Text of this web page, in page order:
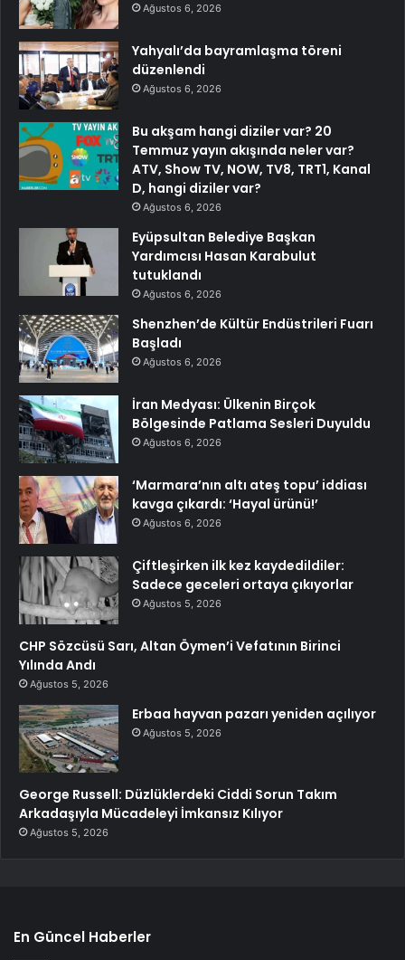
Ağustos 6, 2026
Yahyalı’da bayramlaşma töreni
düzenlendi
Ağustos 6, 2026
Bu akşam hangi diziler var? 20
Temmuz yayın akışında neler var?
ATV, Show TV, NOW, TV8, TRT1, Kanal
D, hangi diziler var?
Ağustos 6, 2026
Eyüpsultan Belediye Başkan
Yardımcısı Hasan Karabulut
tutuklandı
Ağustos 6, 2026
Shenzhen’de Kültür Endüstrileri Fuarı
Başladı
Ağustos 6, 2026
İran Medyası: Ülkenin Birçok
Bölgesinde Patlama Sesleri Duyuldu
Ağustos 6, 2026
‘Marmara’nın altı ateş topu’ iddiası
kavga çıkardı: ‘Hayal ürünü!’
Ağustos 6, 2026
Çiftleşirken ilk kez kaydedildiler:
Sadece geceleri ortaya çıkıyorlar
Ağustos 5, 2026
CHP Sözcüsü Sarı, Altan Öymen’i Vefatının Birinci
Yılında Andı
Ağustos 5, 2026
Erbaa hayvan pazarı yeniden açılıyor
Ağustos 5, 2026
George Russell: Düzlüklerdeki Ciddi Sorun Takım
Arkadaşıyla Mücadeleyi İmkansız Kılıyor
Ağustos 5, 2026
En Güncel Haberler